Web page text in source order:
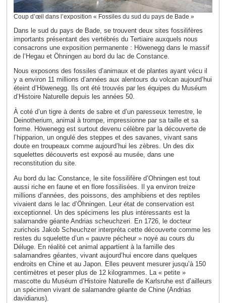
Coup d’œil dans l’exposition « Fossiles du sud du pays de Bade »
Dans le sud du pays de Bade, se trouvent deux sites fossilifères
importants présentant des vertébrés du Tertiaire auxquels nous
consacrons une exposition permanente : Höwenegg dans le massif
de l’Hegau et Öhningen au bord du lac de Constance.
Nous exposons des fossiles d’animaux et de plantes ayant vécu il
y a environ 11 millions d’années aux alentours du volcan aujourd’hui
éteint d’Höwenegg. Ils ont été trouvés par les équipes du Muséum
d’Histoire Naturelle depuis les années 50.
À coté d’un tigre à dents de sabre et d’un paresseux terrestre, le
Deinotherium, animal à trompe, impressionne par sa taille et sa
forme. Höwenegg est surtout devenu célèbre par la découverte de
l’hipparion, un ongulé des steppes et des savanes, vivant sans
doute en troupeaux comme aujourd’hui les zèbres. Un des dix
squelettes découverts est exposé au musée, dans une
reconstitution du site.
Au bord du lac Constance, le site fossilifère d’Ohningen est tout
aussi riche en faune et en flore fossilisées. Il ya environ treize
millions d’années, des poissons, des amphibiens et des reptiles
vivaient dans le lac d’Öhningen. Leur état de conservation est
exceptionnel. Un des spécimens les plus intéressants est la
salamandre géante Andrias scheuchzeri. En 1726, le docteur
zurichois Jakob Scheuchzer interpréta cette découverte comme les
restes du squelette d’un « pauvre pécheur » noyé au cours du
Déluge. En réalité cet animal appartient à la famille des
salamandres géantes, vivant aujourd’hui encore dans quelques
endroits en Chine et au Japon. Elles peuvent mesurer jusqu’à 150
centimètres et peser plus de 12 kilogrammes. La « petite »
mascotte du Muséum d’Histoire Naturelle de Karlsruhe est d’ailleurs
un spécimen vivant de salamandre géante de Chine (Andrias
davidianus).